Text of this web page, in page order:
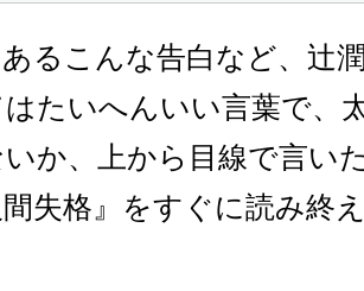
るこんな告白など、辻
たいへんいい言葉で、
か、上から目線で言い
失格』をすぐに読み終